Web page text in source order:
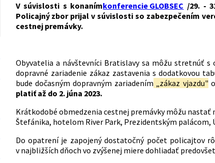
V súvislosti s konanímkonferencie GLOBSEC /29. -
Policajný zbor prijal v súvislosti so zabezpečením
cestnej premávky.
Obyvatelia a návštevníci Bratislavy sa môžu stretnúť
dopravné zariadenie zákaz zastavenia s dodatkovou
bude dočasným dopravným zariadením „zákaz vjazdu"
platiť až do 2. júna 2023.
Krátkodobé obmedzenia cestnej premávky môžu nastať
Štefánika, hotelom River Park, Prezidentským palácom,
Do opatrení je zapojený dostatočný počet policajtov
v najbližších dňoch vo zvýšenej miere dohliadať